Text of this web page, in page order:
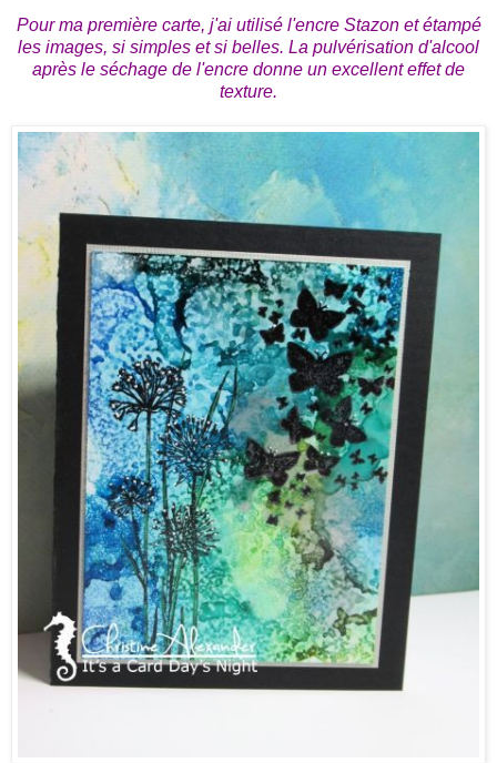
Pour ma première carte, j'ai utilisé l'encre Stazon et étampé
les images, si simples et si belles. La pulvérisation d'alcool
après le séchage de l'encre donne un excellent effet de
texture.